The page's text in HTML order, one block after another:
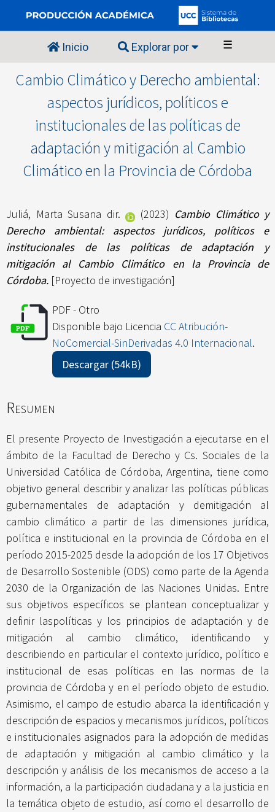
Inicio Explorar por ☰
Cambio Climático y Derecho ambiental:
aspectos jurídicos, políticos e
institucionales de las políticas de
adaptación y mitigación al Cambio
Climático en la Provincia de Córdoba
Juliá, Marta Susana dir. (2023) Cambio Climático y
Derecho ambiental: aspectos jurídicos, políticos e
institucionales de las políticas de adaptación y
mitigación al Cambio Climático en la Provincia de
Córdoba. [Proyecto de investigación]
PDF - Otro
Disponible bajo Licencia CC Atribución-
NoComercial-SinDerivadas 4.0 Internacional.
Descargar (54kB)
Resumen
El presente Proyecto de Investigación a ejecutarse en el
ámbito de la Facultad de Derecho y Cs. Sociales de la
Universidad Católica de Córdoba, Argentina, tiene como
objetivo general describir y analizar las políticas públicas
gubernamentales de adaptación y demitigación al
cambio climático a partir de las dimensiones jurídica,
política e institucional en la provincia de Córdoba en el
período 2015-2025 desde la adopción de los 17 Objetivos
de Desarrollo Sostenible (ODS) como parte de la Agenda
2030 de la Organización de las Naciones Unidas. Entre
sus objetivos específicos se plantean conceptualizar y
definir laspolíticas y los principios de adaptación y de
mitigación al cambio climático, identificando y
describiendo en particular el contexto jurídico, político e
institucional de esas políticas en las normas de la
provincia de Córdoba y en el período objeto de estudio.
Asimismo, el campo de estudio abarca la identificación y
descripción de espacios y mecanismos jurídicos, políticos
e institucionales asignados para la adopción de medidas
de adaptación y mitigación al cambio climático y la
descripción y análisis de los mecanismos de acceso a la
información, a la participación ciudadana y a la justicia en
la temática objeto de estudio, así como el desarrollo de